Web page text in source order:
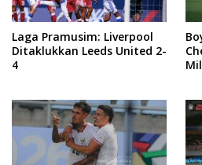
Laga Pramusim: Liverpool
Ditaklukkan Leeds United 2-
4